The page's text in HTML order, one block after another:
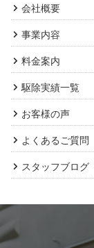
会社概要
事業内容
料金案内
駆除実績一覧
お客様の声
よくあるご質問
スタッフブログ